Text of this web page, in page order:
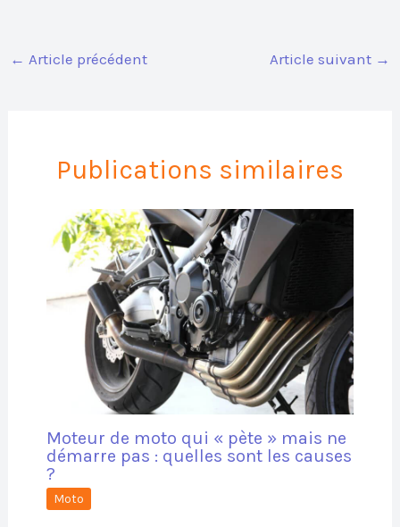
← Article précédent Article suivant →
Publications similaires
Moteur de moto qui « pète » mais ne
démarre pas : quelles sont les causes
?
Moto